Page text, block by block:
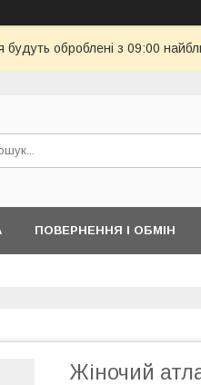
оброблені з 09:00
ПОВЕРНЕННЯ І ОБМІН
Жіночий